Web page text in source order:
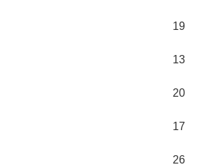
19
13
20
17
26